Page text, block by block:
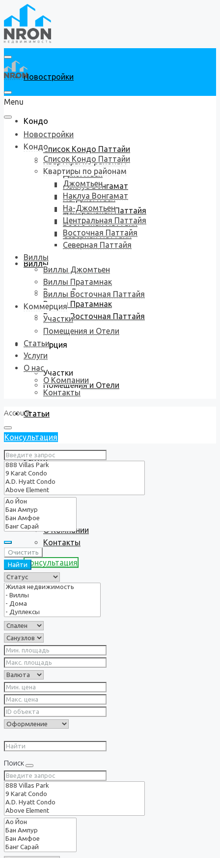
Новостройки
Кондо
Список Кондо Паттайи
Квартиры по районам
Джомтьен
Наклуа Вонгамат
На-Джомтьен
Центральная Паттайя
Восточная Паттайя
Северная Паттайя
Виллы
Виллы Джомтьен
Виллы Пратамнак
Виллы Восточная Паттайя
Коммерция
Участки
Помещения и Отели
Статьи
Услуги
О нас
О Компании
Контакты
Консультация
Menu
Новостройки
Кондо
Список Кондо Паттайи
Квартиры по районам
Джомтьен
Наклуа Вонгамат
На-Джомтьен
Центральная Паттайя
Восточная Паттайя
Северная Паттайя
Виллы
Виллы Джомтьен
Виллы Пратамнак
Виллы Восточная Паттайя
Коммерция
Участки
Помещения и Отели
Статьи
Услуги
О нас
О Компании
Контакты
Account
Консультация
Очистить
Найти
Поиск